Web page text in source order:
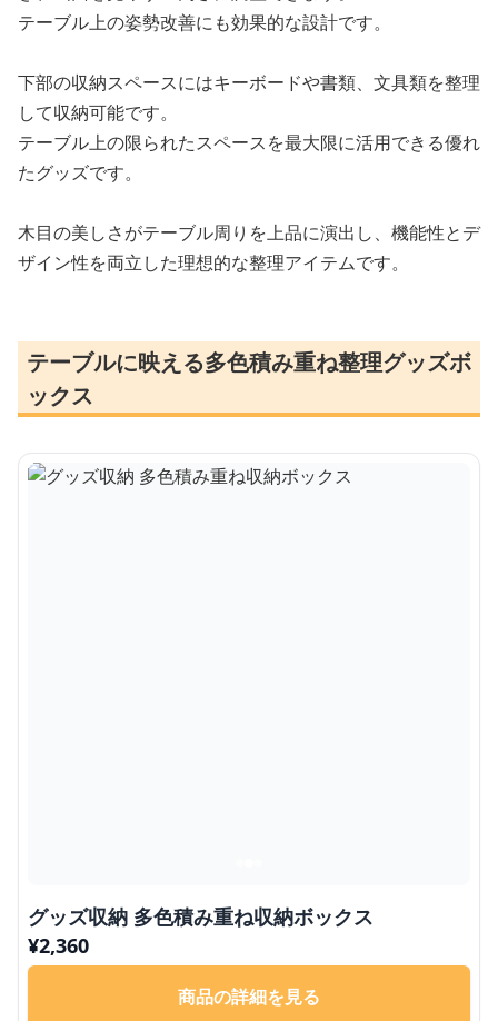
テーブル上の姿勢改善にも効果的な設計です。
下部の収納スペースにはキーボードや書類、文具類を整理
して収納可能です。
テーブル上の限られたスペースを最大限に活用できる優れ
たグッズです。
木目の美しさがテーブル周りを上品に演出し、機能性とデ
ザイン性を両立した理想的な整理アイテムです。
テーブルに映える多色積み重ね整理グッズボ
ックス
グッズ収納 多色積み重ね収納ボックス
¥2,360
商品の詳細を見る